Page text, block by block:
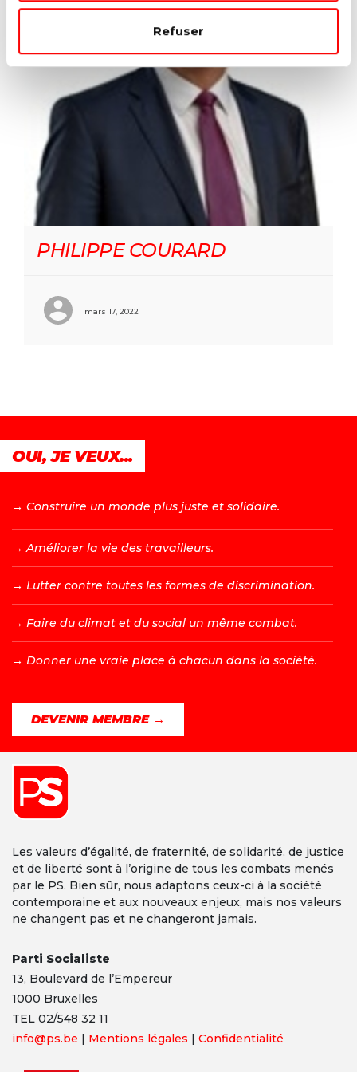
Refuser
PHILIPPE COURARD
mars 17, 2022
Les valeurs d’égalité, de fraternité, de solidarité, de justice
et de liberté sont à l’origine de tous les combats menés
par le PS. Bien sûr, nous adaptons ceux-ci à la société
contemporaine et aux nouveaux enjeux, mais nos valeurs
ne changent pas et ne changeront jamais.
Parti Socialiste
13, Boulevard de l’Empereur
1000 Bruxelles
TEL 02/548 32 11
info@ps.be | Mentions légales | Confidentialité
OUI, JE VEUX...
→ Construire un monde plus juste et solidaire.
→ Améliorer la vie des travailleurs.
→ Lutter contre toutes les formes de discrimination.
→ Faire du climat et du social un même combat.
→ Donner une vraie place à chacun dans la société.
DEVENIR MEMBRE →